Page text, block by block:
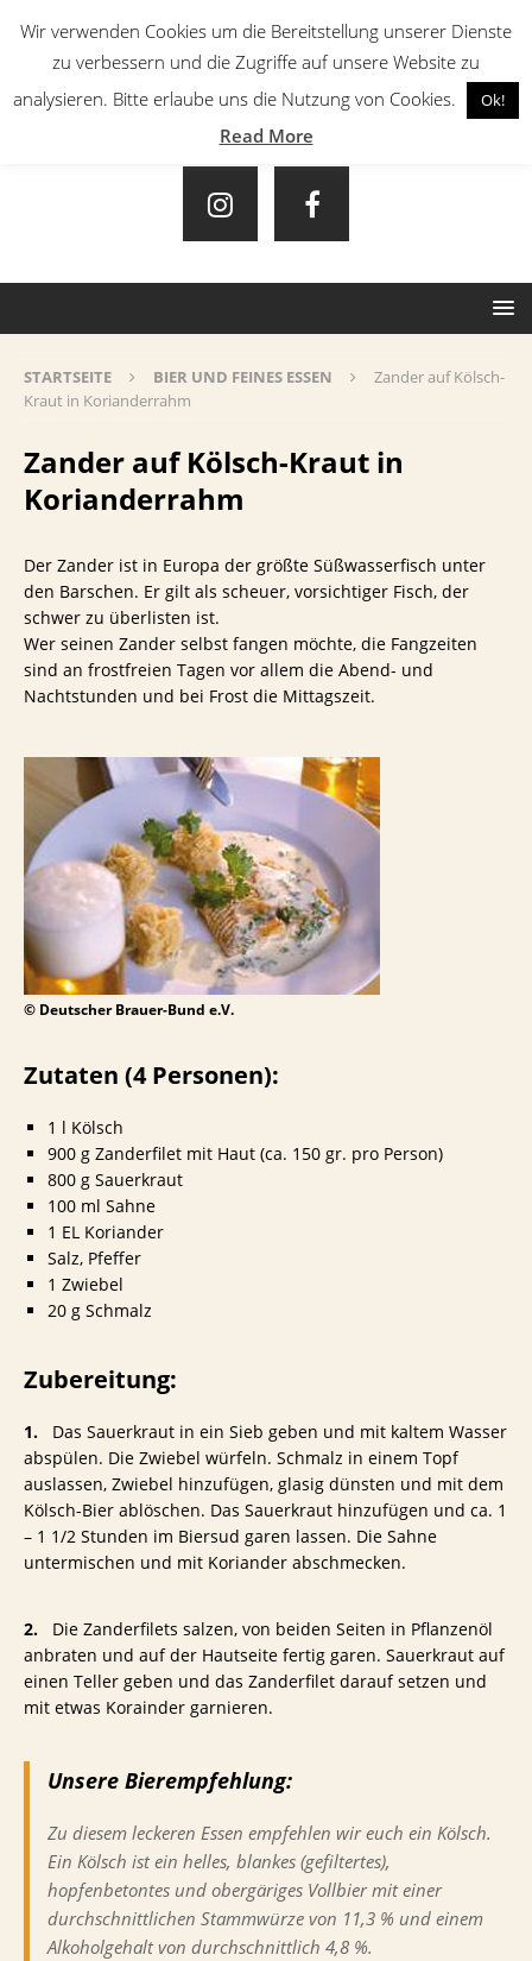
STARTSEITE BIER UND FEINES ESSEN
Zander auf Kölsch-
Kraut in Korianderrahm
Zander auf Kölsch-Kraut in
Korianderrahm
Der Zander ist in Europa der größte Süßwasserfisch unter
den Barschen. Er gilt als scheuer, vorsichtiger Fisch, der
schwer zu überlisten ist.
Wer seinen Zander selbst fangen möchte, die Fangzeiten
sind an frostfreien Tagen vor allem die Abend- und
Nachtstunden und bei Frost die Mittagszeit.
© Deutscher Brauer-Bund e.V.
Zutaten (4 Personen):
1 l Kölsch
900 g Zanderfilet mit Haut (ca. 150 gr. pro Person)
800 g Sauerkraut
100 ml Sahne
1 EL Koriander
Salz, Pfeffer
1 Zwiebel
20 g Schmalz
Zubereitung:
1.
Das Sauerkraut in ein Sieb geben und mit kaltem Wasser
abspülen. Die Zwiebel würfeln. Schmalz in einem Topf
auslassen, Zwiebel hinzufügen, glasig dünsten und mit dem
Kölsch-Bier ablöschen. Das Sauerkraut hinzufügen und ca. 1
– 1 1/2 Stunden im Biersud garen lassen. Die Sahne
untermischen und mit Koriander abschmecken.
2.
Die Zanderfilets salzen, von beiden Seiten in Pflanzenöl
anbraten und auf der Hautseite fertig garen. Sauerkraut auf
einen Teller geben und das Zanderfilet darauf setzen und
mit etwas Korainder garnieren.
Unsere Bierempfehlung:
Zu diesem leckeren Essen empfehlen wir euch ein Kölsch.
Ein Kölsch ist ein helles, blankes (gefiltertes),
hopfenbetontes und obergäriges Vollbier mit einer
durchschnittlichen Stammwürze von 11,3 % und einem
Alkoholgehalt von durchschnittlich 4,8 %.
Wir verwenden Cookies um die Bereitstellung unserer Dienste
zu verbessern und die Zugriffe auf unsere Website zu
analysieren. Bitte erlaube uns die Nutzung von Cookies.
Ok!
Read More